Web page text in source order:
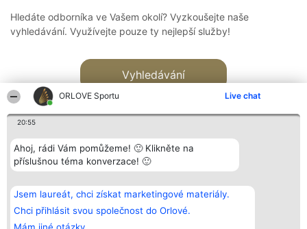
ORLOVE Sportu Live chat
20:55
Ahoj, rádi Vám pomůžeme! 🙂 Klikněte na
příslušnou téma konverzace! 🙂
Jsem laureát, chci získat marketingové materiály.
Chci přihlásit svou společnost do Orlové.
Hledáte odborníka ve Vašem okolí? Vyzkoušejte naše
vyhledávání. Využívejte pouze ty nejlepší služby!
Vyhledávání
Bright Side Solutions sp. z o.
o. sp. k.
ul. Ruska 22
Wrocław 50-079
KRS 0000749100 | Regon
Vítězové
Seznam všech
laureátů
Zásady
Kontakt